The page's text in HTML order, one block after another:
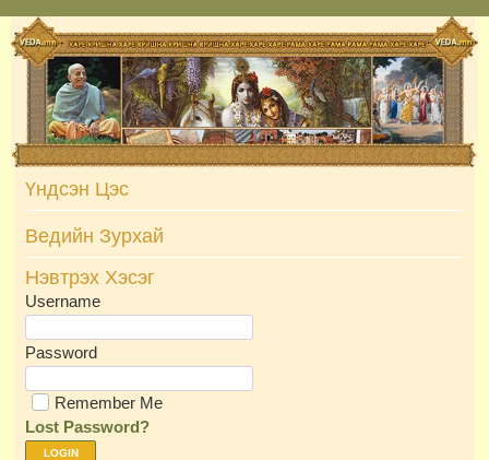
Skip
to
content
Үндсэн Цэс
Ведийн Зурхай
Нэвтрэх Хэсэг
Username
Password
Remember Me
Lost Password?
LOGIN